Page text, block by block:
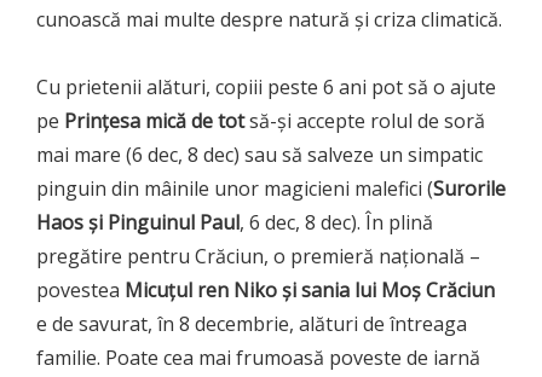
cunoască mai multe despre natură și criza climatică.
Cu prietenii alături, copiii peste 6 ani pot să o ajute
pe Prințesa mică de totsă-și accepte rolul de soră
mai mare (6 dec, 8 dec) sau să salveze un simpatic
pinguin din mâinile unor magicieni malefici (Surorile
Haos și Pinguinul Paul, 6 dec, 8 dec). În plină
pregătire pentru Crăciun, o premieră națională –
povestea Micuțul ren Niko și sania lui Moș Crăciun
e de savurat, în 8 decembrie, alături de întreaga
familie. Poate cea mai frumoasă poveste de iarnă